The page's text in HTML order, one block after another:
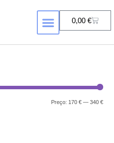
0,00 €
Preço: 170 €— 340 €